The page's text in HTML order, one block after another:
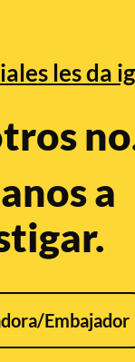
les da
a
Embajador